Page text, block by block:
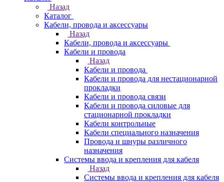
Назад
Каталог
Кабели, провода и аксессуары
Назад
Кабели, провода и аксессуары
Кабели и провода
Назад
Кабели и провода
Кабели и провода для нестационарной
прокладки
Кабели и провода связи
Кабели и провода силовые для
стационарной прокладки
Кабели контрольные
Кабели специального назначения
Провода и шнуры различного
назначения
Системы ввода и крепления для кабеля
Назад
Системы ввода и крепления для кабеля